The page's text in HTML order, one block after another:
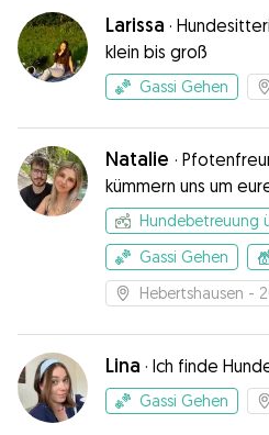
wir uns vorab
Tipps und Wünsche
umgesetzt.
gutes Gefühl, als er
Unterstützung!”
Larissa ·
klein bis groß
Gassi Gehen
Natalie ·
kümmern uns um
unser eigener!
Hundebetreuung
Gassi Gehen
Hebertshausen -
Lina · Ich finde
Gassi Gehen